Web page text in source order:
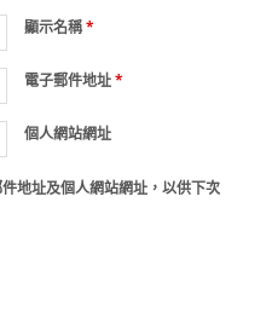
顯示名稱*
電子郵件地址*
個人網站網址
地址及個人網站網址，以供下次